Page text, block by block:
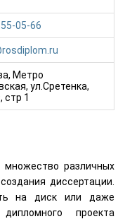
05-66
Метро
ул.Сретенка,
стр 1
различных
диссертации.
на диск или даже
проекта